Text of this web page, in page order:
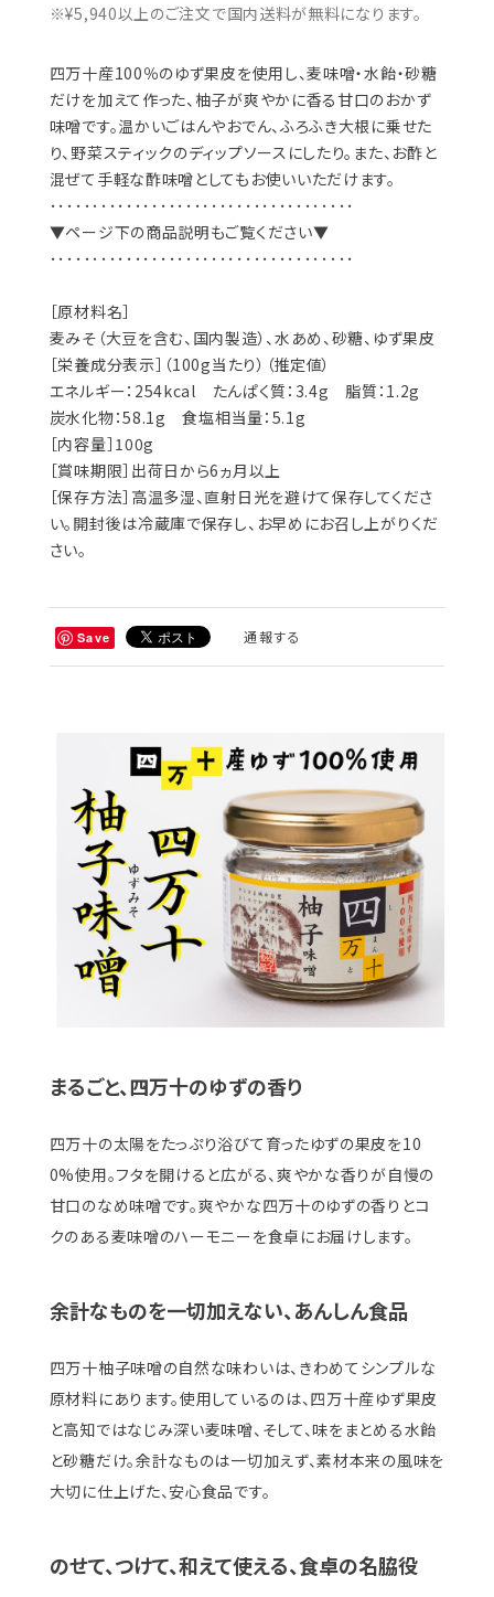
※¥5,940以上のご注文で国内送料が無料になります。
四万十産100％のゆず果皮を使用し、麦味噌・水飴・砂糖
だけを加えて作った、柚子が爽やかに香る甘口のおかず
味噌です。温かいごはんやおでん、ふろふき大根に乗せた
り、野菜スティックのディップソースにしたり。また、お酢と
混ぜて手軽な酢味噌としてもお使いいただけます。
････････････････････････････････････
▼ページ下の商品説明もご覧ください▼
････････････････････････････････････
［原材料名］
麦みそ（大豆を含む、国内製造）、水あめ、砂糖、ゆず果皮
［栄養成分表示］（100g当たり）（推定値）
エネルギー：254kcal たんぱく質：3.4g 脂質：1.2g
炭水化物：58.1g 食塩相当量：5.1g
［内容量］100g
［賞味期限］出荷日から6ヵ月以上
［保存方法］高温多湿、直射日光を避けて保存してくださ
い。開封後は冷蔵庫で保存し、お早めにお召し上がりくだ
さい。
Save 通報する
まるごと、四万十のゆずの香り
四万十の太陽をたっぷり浴びて育ったゆずの果皮を10
0%使用。フタを開けると広がる、爽やかな香りが自慢の
甘口のなめ味噌です。爽やかな四万十のゆずの香りとコ
クのある麦味噌のハーモニーを食卓にお届けします。
余計なものを一切加えない、あんしん食品
四万十柚子味噌の自然な味わいは、きわめてシンプルな
原材料にあります。使用しているのは、四万十産ゆず果皮
と高知ではなじみ深い麦味噌、そして、味をまとめる水飴
と砂糖だけ。余計なものは一切加えず、素材本来の風味を
大切に仕上げた、安心食品です。
のせて、つけて、和えて使える、食卓の名脇役